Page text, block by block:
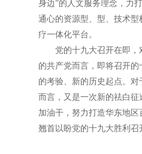
身边”的人文服务理念，力
通心的资源型、型、技术
疗一体化平台。
党的十九大召开在即，
的共产党而言，即将召开
的考验、新的历史起点。
而言，又是一次新的祛白
加油干，努力打造华东地
翘首以盼党的十九大胜利召